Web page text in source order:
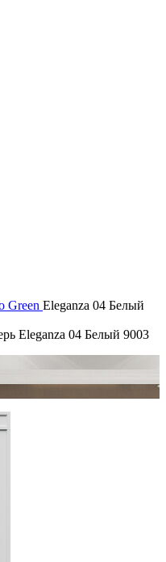
Green Eleganza 04 Белый
Eleganza 04 Белый 9003